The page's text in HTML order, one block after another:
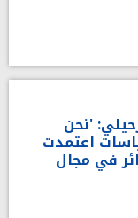
'نحن
اعتمدت
في مجال